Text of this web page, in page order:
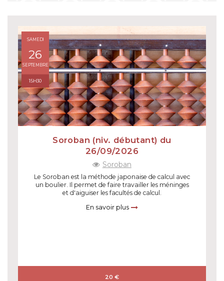
SAMEDI
26
SEPTEMBRE
15H30
Soroban (niv. débutant) du
26/09/2026
Soroban
Le Soroban est la méthode japonaise de calcul avec
un boulier. Il permet de faire travailler les méninges
et d'aiguiser les facultés de calcul.
En savoir plus
20 €